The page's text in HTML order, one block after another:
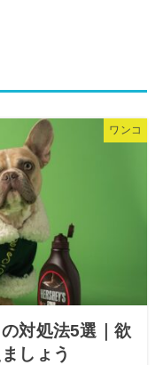
ワンコ
対処法5選｜欲
しょう